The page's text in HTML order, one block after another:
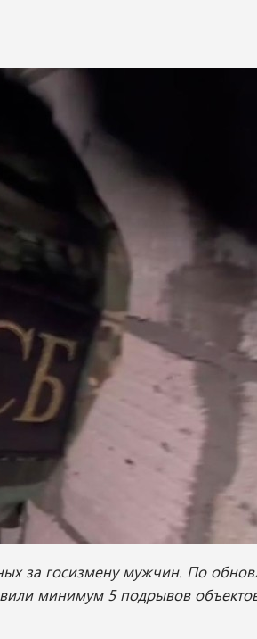
за госизмену мужчин. По
минимум 5 подрывов